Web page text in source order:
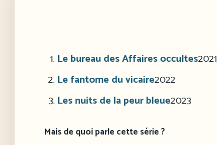
Le bureau des Affaires occultes2021
Le fantome du vicaire2022
Les nuits de la peur bleue2023
Mais de quoi parle cette série ?